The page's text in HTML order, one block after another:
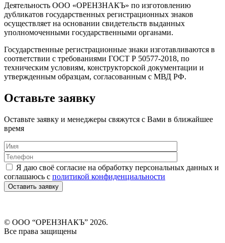
Деятельность ООО «ОРЕНЗНАКЪ» по изготовлению
дубликатов государственных регистрационных знаков
осуществляет на основании свидетельств выданных
уполномоченными государственными органами.
Государственные регистрационные знаки изготавливаются в
соответствии с требованиями ГОСТ Р 50577-2018, по
техническим условиям, конструкторской документации и
утвержденным образцам, согласованным с МВД РФ.
Оставьте заявку
Оставьте заявку и менеджеры свяжутся с Вами в ближайшее
время
Я даю своё согласие на обработку персональных данных и
соглашаюсь с политикой конфиденциальности
© ООО “ОРЕНЗНАКЪ” 2026.
Все права защищены